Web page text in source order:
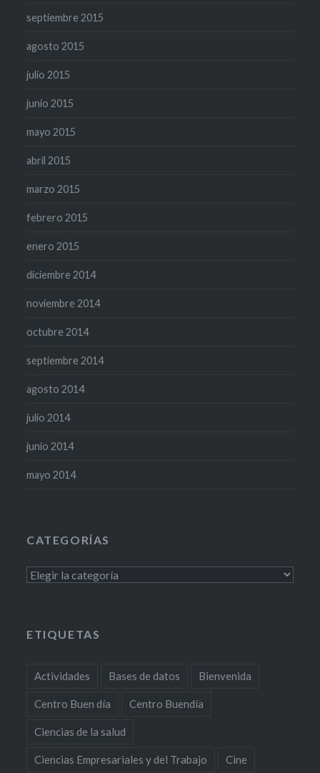
septiembre 2015
agosto 2015
julio 2015
junio 2015
mayo 2015
abril 2015
marzo 2015
febrero 2015
enero 2015
diciembre 2014
noviembre 2014
octubre 2014
septiembre 2014
agosto 2014
julio 2014
junio 2014
mayo 2014
CATEGORÍAS
Categorías
ETIQUETAS
Actividades Bases de datos Bienvenida
Centro Buen día Centro Buendía
Ciencias de la salud
Ciencias Empresariales y del Trabajo Cine